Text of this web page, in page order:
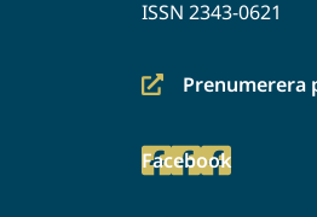
ISSN 2343-0621
Prenumerera
(siirryt
palveluun)
Facebook
(siirryt